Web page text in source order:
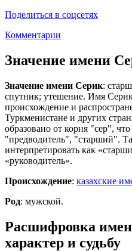
Поделиться в соцсетях
Комментарии
Значение имени
Значение имени Серик:
спутник; утешение. Имя
происхождение и
Туркменистане и других
образовано от корня "сер", что
"предводитель", "старший".
интерпретировать как
«руководитель».
Происхождение: казахские
Род: мужской.
Расшифровка
характер и судьбу